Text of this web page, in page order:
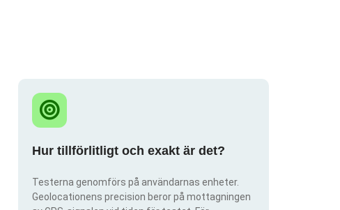
Hur tillförlitligt och exakt är det?
Testerna genomförs på användarnas enheter.
Geolocationens precision beror på mottagningen